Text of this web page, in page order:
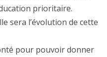
prioritaire.
sera l’évolution de cette
pour pouvoir donner